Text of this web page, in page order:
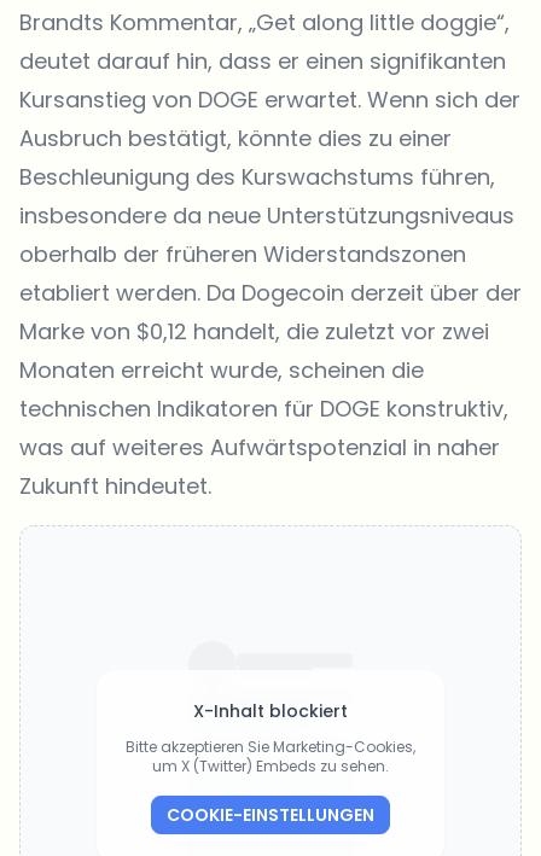
Brandts Kommentar, „Get along little doggie“,
deutet darauf hin, dass er einen signifikanten
Kursanstieg von DOGE erwartet. Wenn sich der
Ausbruch bestätigt, könnte dies zu einer
Beschleunigung des Kurswachstums führen,
insbesondere da neue Unterstützungsniveaus
oberhalb der früheren Widerstandszonen
etabliert werden. Da Dogecoin derzeit über der
Marke von $0,12 handelt, die zuletzt vor zwei
Monaten erreicht wurde, scheinen die
technischen Indikatoren für DOGE konstruktiv,
was auf weiteres Aufwärtspotenzial in naher
Zukunft hindeutet.
X-Inhalt blockiert
Bitte akzeptieren Sie Marketing-Cookies,
um X (Twitter) Embeds zu sehen.
COOKIE-EINSTELLUNGEN